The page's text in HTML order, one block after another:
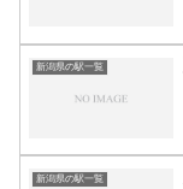
新潟県の駅一覧
新潟県の駅一覧